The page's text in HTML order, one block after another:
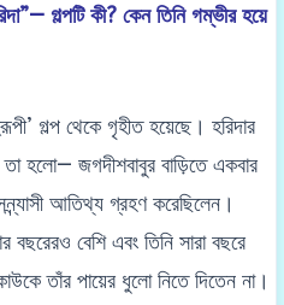
গল্পটি কী? কেন তিনি গম্ভীর হয়ে
গল্প থেকে গৃহীত হয়েছে। হরিদার
তা হলো— জগদীশবাবুর বাড়িতে একবার
আতিথ্য গ্রহণ করেছিলেন।
বছরেরও বেশি এবং তিনি সারা বছরে
তাঁর পায়ের ধুলো নিতে দিতেন না।